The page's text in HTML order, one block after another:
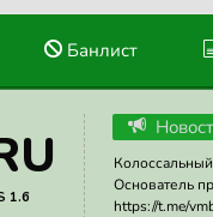
Банлист
1.6
Основатель
https://t.me/